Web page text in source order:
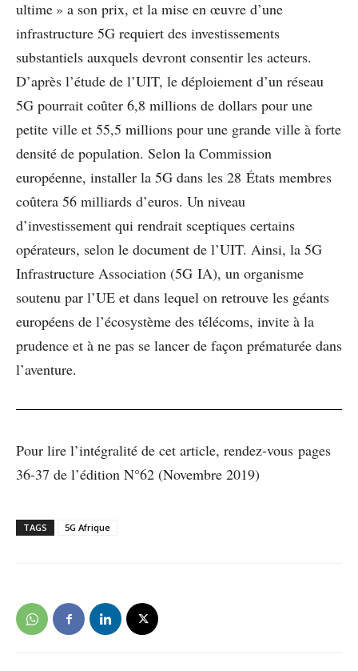
ultime » a son prix, et la mise en œuvre d’une
infrastructure 5G requiert des investissements
substantiels auxquels devront consentir les acteurs.
D’après l’étude de l’UIT, le déploiement d’un réseau
5G pourrait coûter 6,8 millions de dollars pour une
petite ville et 55,5 millions pour une grande ville à forte
densité de population. Selon la Commission
européenne, installer la 5G dans les 28 États membres
coûtera 56 milliards d’euros. Un niveau
d’investissement qui rendrait sceptiques certains
opérateurs, selon le document de l’UIT. Ainsi, la 5G
Infrastructure Association (5G IA), un organisme
soutenu par l’UE et dans lequel on retrouve les géants
européens de l’écosystème des télécoms, invite à la
prudence et à ne pas se lancer de façon prématurée dans
l’aventure.
Pour lire l’intégralité de cet article, rendez-vous pages
36-37 de l’édition N°62 (Novembre 2019)
TAGS 5G Afrique